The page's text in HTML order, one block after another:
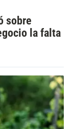
sobre
la falta